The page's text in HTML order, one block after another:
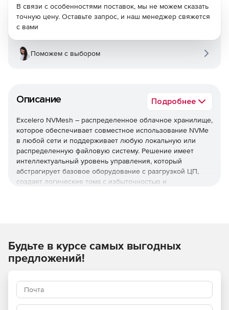
Описание Подробнее
Excelero NVMesh – распределенное облачное хранилище,
которое обеспечивает совместное использование NVMe
в любой сети и поддерживает любую локальную или
распределенную файловую систему. Решение имеет
интеллектуальный уровень управления, который
абстрагирует базовое оборудование с разгрузкой ЦП,
создает логические тома с избыточностью и
использовать объединенные устройства хранения NVMe
в сети с локальной скоростью и
задержками. Распределенные ресурсы хранилища NVMe
произвольных динамических блочных томов, которые
могут использоваться любым хостом, на котором запущен
клиент блока NVMesh.
В связи с особенностями поставок, мы не можем сказать
точную цену. Оставьте запрос, и наш менеджер свяжется
с вами
Поможем с выбором
Будьте в курсе самых выгодных
предложений!